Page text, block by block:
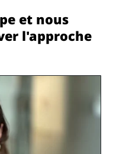
et nous
l'approche